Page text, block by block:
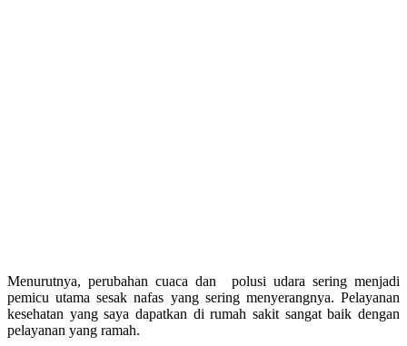
Menurutnya, perubahan cuaca dan polusi udara sering menjadi
pemicu utama sesak nafas yang sering menyerangnya. Pelayanan
kesehatan yang saya dapatkan di rumah sakit sangat baik dengan
pelayanan yang ramah.